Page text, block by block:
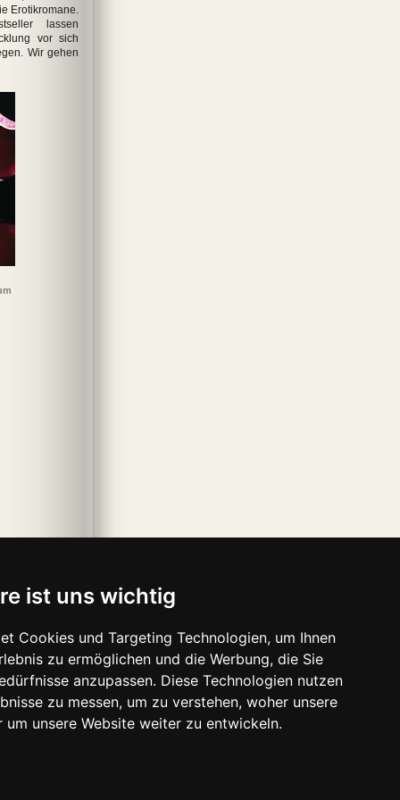
ist uns wichtig
Cookies und Targeting Technologien, um Ihnen
zu ermöglichen und die Werbung, die Sie
anzupassen. Diese Technologien nutzen
zu messen, um zu verstehen, woher unsere
um unsere Website weiter zu entwickeln.
Erotikromane.
lassen
vor sich
Wir gehen